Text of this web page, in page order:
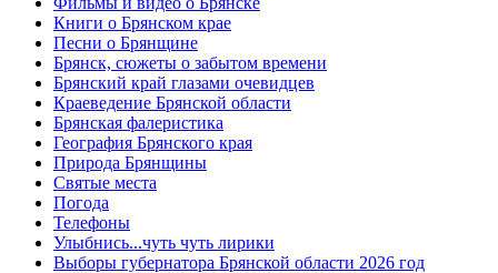
Книги о Брянском крае
Песни о Брянщине
Брянск, сюжеты о забытом времени
Брянский край глазами очевидцев
Краеведение Брянской области
Брянская фалеристика
География Брянского края
Природа Брянщины
Святые места
Погода
Телефоны
Улыбнись...чуть чуть лирики
Выборы губернатора Брянской области 2026 год